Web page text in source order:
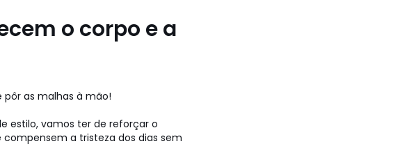
o corpo e a
pôr as malhas à mão!
estilo, vamos ter de reforçar o
a tristeza dos dias sem